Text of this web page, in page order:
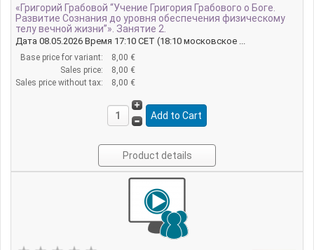
«Григорий Грабовой “Учение Григория Грабового о Боге.
Развитие Сознания до уровня обеспечения физическому
телу вечной жизни”». Занятие 2.
Дата 08.05.2026 Время 17:10 CET (18:10 московское ...
Base price for variant:
8,00 €
Sales price:
8,00 €
Sales price without tax:
8,00 €
Product details